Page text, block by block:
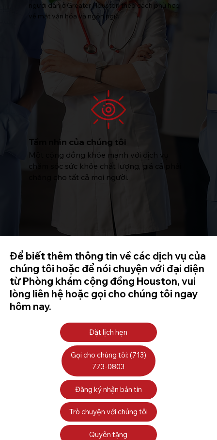
người dân ở Greater Houston theo cách phù hợp
về mặt văn hóa và ngôn ngữ.
Tầm nhìn của chúng tôi
Một cộng đồng khỏe mạnh với dịch vụ
chăm sóc sức khỏe chất lượng, giá cả phải
chăng cho tất cả mọi người.
Để biết thêm thông tin về các dịch vụ của
chúng tôi hoặc để nói chuyện với đại diện
từ Phòng khám cộng đồng Houston, vui
lòng liên hệ hoặc gọi cho chúng tôi ngay
hôm nay.
Đặt lịch hẹn
Gọi cho chúng tôi: (713)
773-0803
Đăng ký nhận bản tin
Trò chuyện với chúng tôi
Quyên tặng